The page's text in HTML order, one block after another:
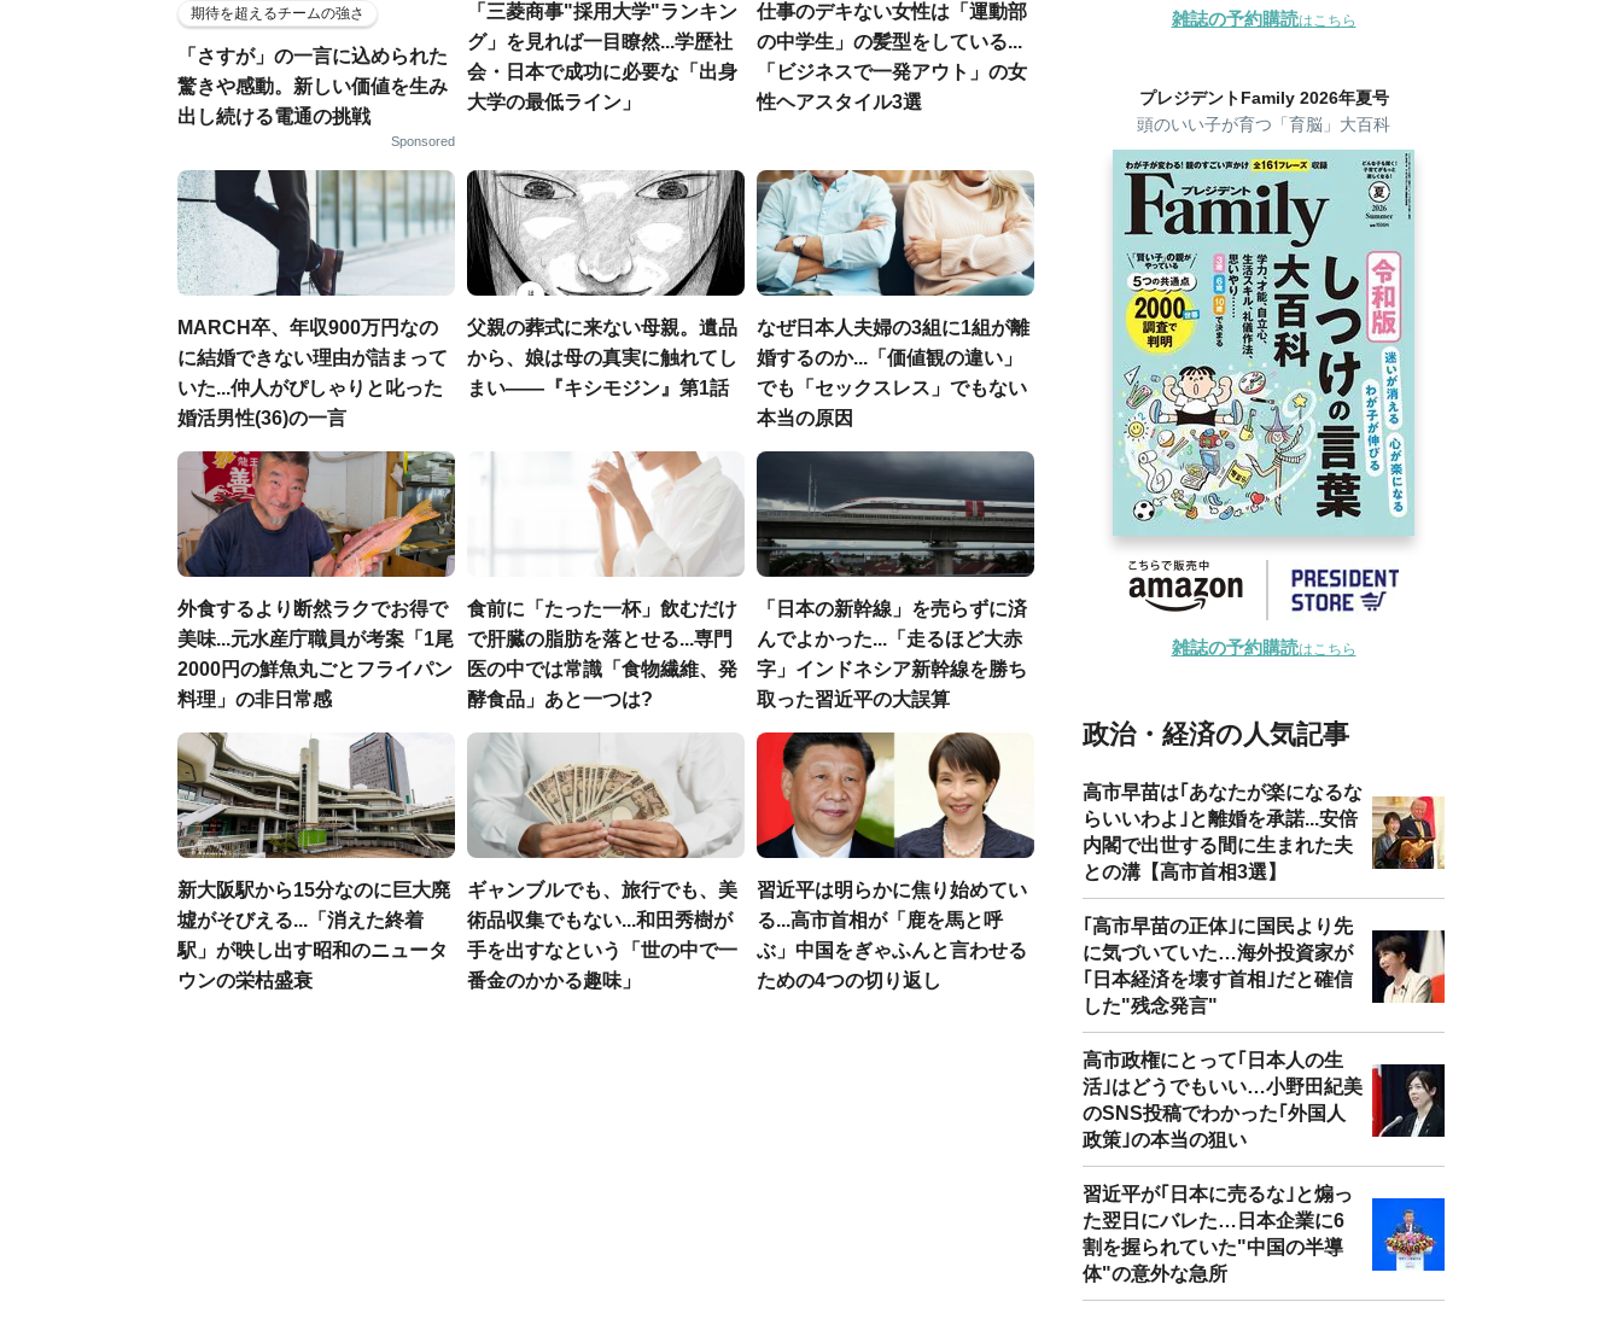
期待を超えるチームの強さ
「さすが」の一言に込められた
驚きや感動。新しい価値を生み
出し続ける電通の挑戦
Sponsored
「三菱商事"採用大学"ランキン
グ」を見れば一目瞭然...学歴社
会・日本で成功に必要な「出身
大学の最低ライン」
仕事のデキない女性は「運動部
の中学生」の髪型をしている...
「ビジネスで一発アウト」の女
性ヘアスタイル3選
MARCH卒、年収900万円なの
に結婚できない理由が詰まって
いた...仲人がぴしゃりと叱った
婚活男性(36)の一言
父親の葬式に来ない母親。遺品
から、娘は母の真実に触れてし
まい――『キシモジン』第1話
なぜ日本人夫婦の3組に1組が離
婚するのか...「価値観の違い」
でも「セックスレス」でもない
本当の原因
外食するより断然ラクでお得で
美味...元水産庁職員が考案「1尾
2000円の鮮魚丸ごとフライパン
料理」の非日常感
食前に「たった一杯」飲むだけ
で肝臓の脂肪を落とせる...専門
医の中では常識「食物繊維、発
酵食品」あと一つは?
「日本の新幹線」を売らずに済
んでよかった...「走るほど大赤
字」インドネシア新幹線を勝ち
取った習近平の大誤算
新大阪駅から15分なのに巨大廃
墟がそびえる...「消えた終着
駅」が映し出す昭和のニュータ
ウンの栄枯盛衰
ギャンブルでも、旅行でも、美
術品収集でもない...和田秀樹が
手を出すなという「世の中で一
番金のかかる趣味」
習近平は明らかに焦り始めてい
る...高市首相が「鹿を馬と呼
ぶ」中国をぎゃふんと言わせる
ための4つの切り返し
雑誌の予約購読はこちら
プレジデントFamily 2026年夏号
頭のいい子が育つ「育脳」大百科
雑誌の予約購読はこちら
政治・経済の人気記事
高市早苗は｢あなたが楽になるな
らいいわよ｣と離婚を承諾...安倍
内閣で出世する間に生まれた夫
との溝【高市首相3選】
｢高市早苗の正体｣に国民より先
に気づいていた…海外投資家が
｢日本経済を壊す首相｣だと確信
した"残念発言"
高市政権にとって｢日本人の生
活｣はどうでもいい…小野田紀美
のSNS投稿でわかった｢外国人
政策｣の本当の狙い
習近平が｢日本に売るな｣と煽っ
た翌日にバレた…日本企業に6
割を握られていた"中国の半導
体"の意外な急所